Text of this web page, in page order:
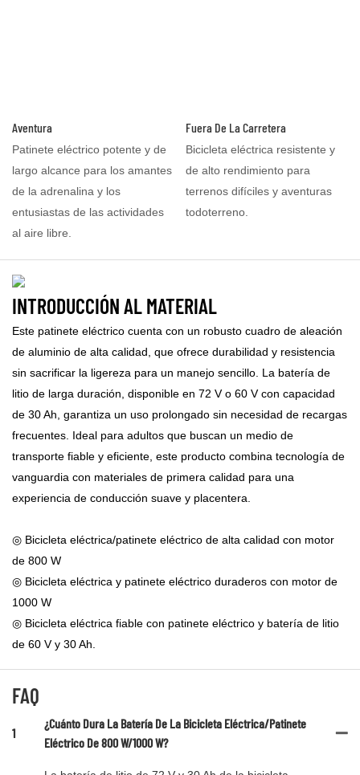
Aventura
Patinete eléctrico potente y de
largo alcance para los amantes
de la adrenalina y los
entusiastas de las actividades
al aire libre.
Fuera De La Carretera
Bicicleta eléctrica resistente y
de alto rendimiento para
terrenos difíciles y aventuras
todoterreno.
INTRODUCCIÓN AL MATERIAL
Este patinete eléctrico cuenta con un robusto cuadro de aleación
de aluminio de alta calidad, que ofrece durabilidad y resistencia
sin sacrificar la ligereza para un manejo sencillo. La batería de
litio de larga duración, disponible en 72 V o 60 V con capacidad
de 30 Ah, garantiza un uso prolongado sin necesidad de recargas
frecuentes. Ideal para adultos que buscan un medio de
transporte fiable y eficiente, este producto combina tecnología de
vanguardia con materiales de primera calidad para una
experiencia de conducción suave y placentera.
◎ Bicicleta eléctrica/patinete eléctrico de alta calidad con motor
de 800 W
◎ Bicicleta eléctrica y patinete eléctrico duraderos con motor de
1000 W
◎ Bicicleta eléctrica fiable con patinete eléctrico y batería de litio
de 60 V y 30 Ah.
FAQ
1
¿Cuánto Dura La Batería De La Bicicleta Eléctrica/patinete
Eléctrico De 800 W/1000 W?